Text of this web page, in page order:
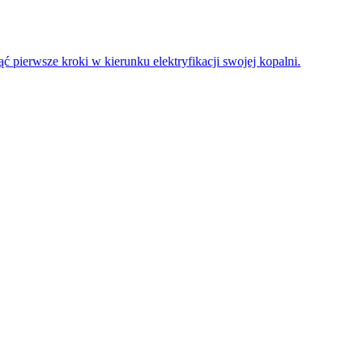
pierwsze kroki w kierunku elektryfikacji swojej kopalni.